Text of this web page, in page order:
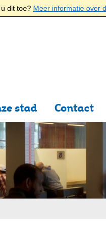
dit toe? Meer informatie over
stad Contact